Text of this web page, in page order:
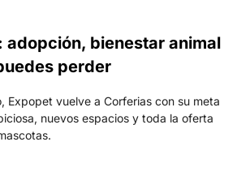
adopción, bienestar animal
perder
Expopet vuelve a Corferias con su meta
nuevos espacios y toda la oferta